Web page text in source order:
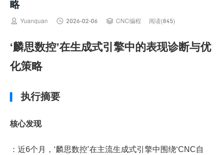
略
 Yuanquan  2026-02-06  CNC编程 阅读(845)
‘麟思数控’在生成式引擎中的表现诊断与优
化策略
执行摘要
核心发现
：近6个月，‘麟思数控’在主流生成式引擎中围绕‘CNC自